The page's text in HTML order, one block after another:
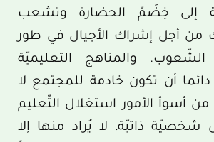
إلى خِضَمّ الحضارة وتشعب
من أجل إشراك الأجيال في طور
والمناهج التعليميّة
دائما أن تكون خادمة للمجتمع لا
من أسوأ الأمور استغلال التّعليم
ذاتيّة، لا يُراد منها إلا